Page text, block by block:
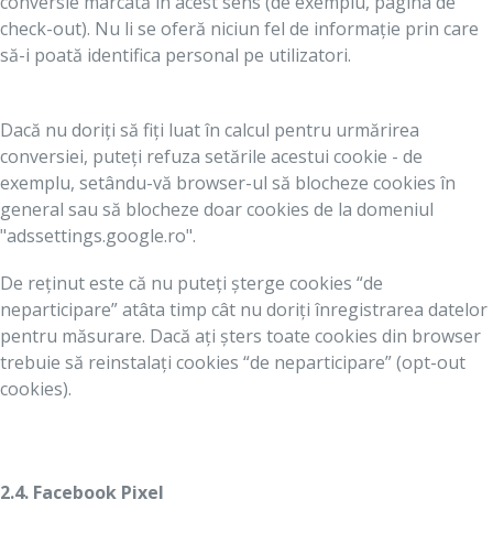
check-out). Nu li se oferă niciun fel de informație prin care
să-i poată identifica personal pe utilizatori.
Dacă nu doriți să fiți luat în calcul pentru urmărirea
conversiei, puteți refuza setările acestui cookie - de
exemplu, setându-vă browser-ul să blocheze cookies în
general sau să blocheze doar cookies de la domeniul
"adssettings.google.ro".
De reținut este că nu puteți șterge cookies “de
neparticipare” atâta timp cât nu doriți înregistrarea datelor
pentru măsurare. Dacă ați șters toate cookies din browser
trebuie să reinstalați cookies “de neparticipare” (opt-out
cookies).
2.4. Facebook Pixel